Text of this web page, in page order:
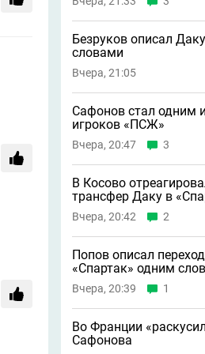
Безруков описал
словами
Вчера, 21:05
Сафонов стал одним
игроков «ПСЖ»
Вчера, 20:47 3
В Косово
трансфер Даку в
Вчера, 20:42 2
Попов описал
«Спартак» одним
Вчера, 20:39 1
Во Франции
Сафонова